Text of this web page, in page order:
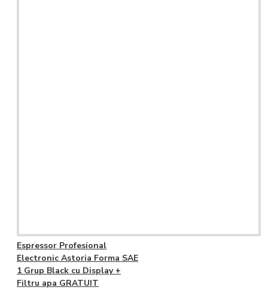
Espressor Profesional
Electronic Astoria Forma SAE
1 Grup Black cu Display +
Filtru apa GRATUIT